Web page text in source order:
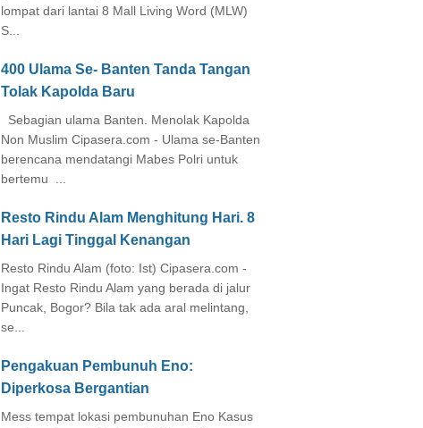
lompat dari lantai 8 Mall Living Word (MLW)
S...
400 Ulama Se- Banten Tanda Tangan
Tolak Kapolda Baru
Sebagian ulama Banten. Menolak Kapolda
Non Muslim Cipasera.com - Ulama se-Banten
berencana mendatangi Mabes Polri untuk
bertemu ...
Resto Rindu Alam Menghitung Hari. 8
Hari Lagi Tinggal Kenangan
Resto Rindu Alam (foto: Ist) Cipasera.com -
Ingat Resto Rindu Alam yang berada di jalur
Puncak, Bogor? Bila tak ada aral melintang,
se...
Pengakuan Pembunuh Eno:
Diperkosa Bergantian
Mess tempat lokasi pembunuhan Eno Kasus